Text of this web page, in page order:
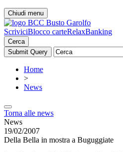
Chiudi menu
ScriviciBlocco carteRelaxBanking
Cerca
Home
>
News
Torna alle news
News
19/02/2007
Della Bella in mostra a Buguggiate